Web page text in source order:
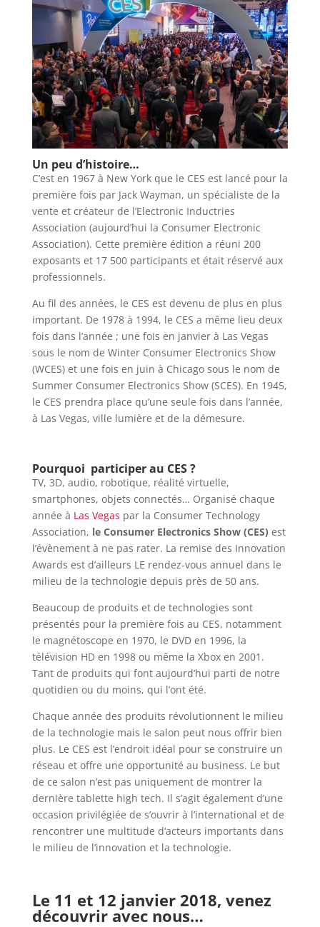
Un peu d’histoire…
C’est en 1967 à New York que le CES est lancé pour la
première fois par Jack Wayman, un spécialiste de la
vente et créateur de l’Electronic Inductries
Association (aujourd’hui la Consumer Electronic
Association). Cette première édition a réuni 200
exposants et 17 500 participants et était réservé aux
professionnels.
Au fil des années, le CES est devenu de plus en plus
important. De 1978 à 1994, le CES a même lieu deux
fois dans l’année ; une fois en janvier à Las Vegas
sous le nom de Winter Consumer Electronics Show
(WCES) et une fois en juin à Chicago sous le nom de
Summer Consumer Electronics Show (SCES). En 1945,
le CES prendra place qu’une seule fois dans l’année,
à Las Vegas, ville lumière et de la démesure.
Pourquoi participer au CES ?
TV, 3D, audio, robotique, réalité virtuelle,
smartphones, objets connectés… Organisé chaque
année à Las Vegas par la Consumer Technology
Association, le Consumer Electronics Show (CES) est
l’évènement à ne pas rater. La remise des Innovation
Awards est d’ailleurs LE rendez-vous annuel dans le
milieu de la technologie depuis près de 50 ans.
Beaucoup de produits et de technologies sont
présentés pour la première fois au CES, notamment
le magnétoscope en 1970, le DVD en 1996, la
télévision HD en 1998 ou même la Xbox en 2001.
Tant de produits qui font aujourd’hui parti de notre
quotidien ou du moins, qui l’ont été.
Chaque année des produits révolutionnent le milieu
de la technologie mais le salon peut nous offrir bien
plus. Le CES est l’endroit idéal pour se construire un
réseau et offre une opportunité au business. Le but
de ce salon n’est pas uniquement de montrer la
dernière tablette high tech. Il s’agit également d’une
occasion privilégiée de s’ouvrir à l’international et de
rencontrer une multitude d’acteurs importants dans
le milieu de l’innovation et la technologie.
Le 11 et 12 janvier 2018, venez
découvrir avec nous…